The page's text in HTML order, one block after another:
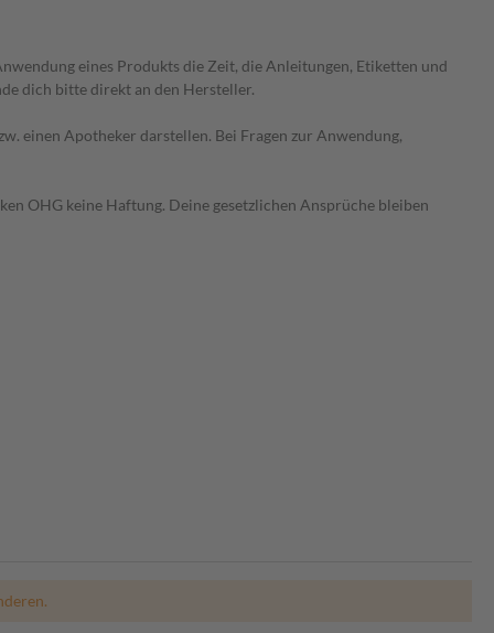
eines Produkts die Zeit, die Anleitungen, Etiketten und
dich bitte direkt an den Hersteller.
einen Apotheker darstellen. Bei Fragen zur Anwendung,
OHG keine Haftung. Deine gesetzlichen Ansprüche bleiben